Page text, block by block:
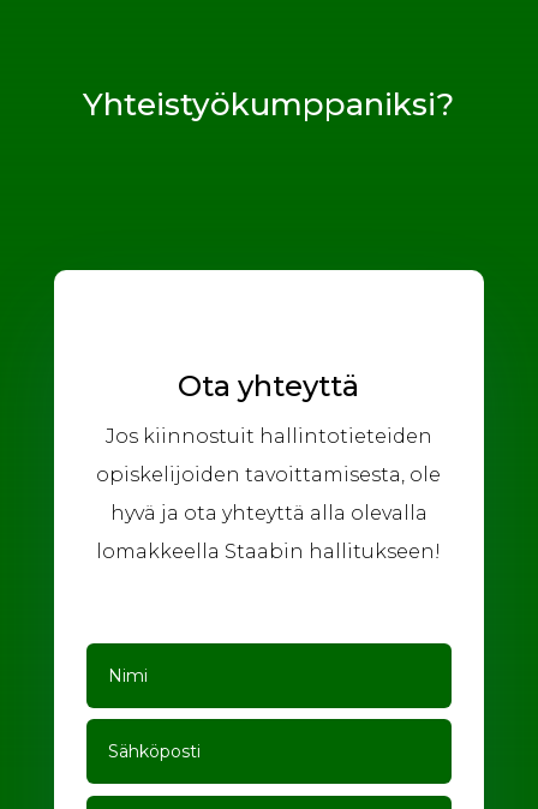
Yhteistyökumppaniksi?
Ota yhteyttä
Jos kiinnostuit hallintotieteiden
opiskelijoiden tavoittamisesta, ole
hyvä ja ota yhteyttä alla olevalla
lomakkeella Staabin hallitukseen!